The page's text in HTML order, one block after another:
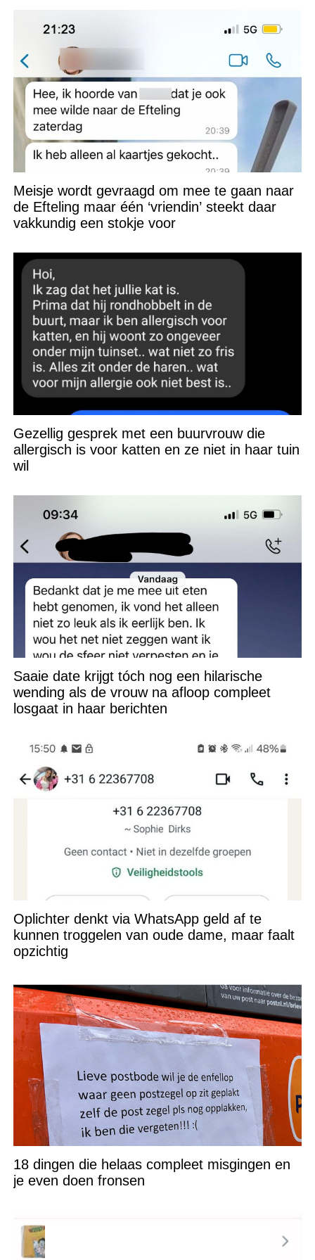
Meisje wordt gevraagd om mee te gaan naar
de Efteling maar één ‘vriendin’ steekt daar
vakkundig een stokje voor
Gezellig gesprek met een buurvrouw die
allergisch is voor katten en ze niet in haar tuin
wil
Saaie date krijgt tóch nog een hilarische
wending als de vrouw na afloop compleet
losgaat in haar berichten
Oplichter denkt via WhatsApp geld af te
kunnen troggelen van oude dame, maar faalt
opzichtig
18 dingen die helaas compleet misgingen en
je even doen fronsen